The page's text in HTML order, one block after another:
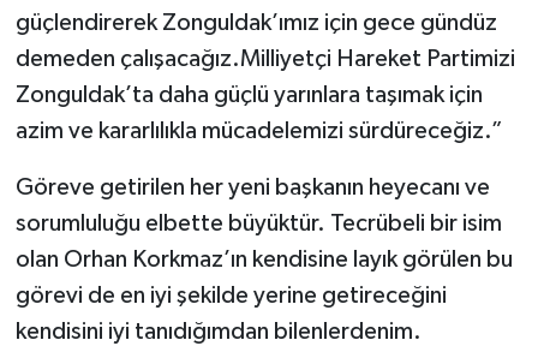
güçlendirerek Zonguldak’ımız için gece gündüz
demeden çalışacağız.Milliyetçi Hareket Partimizi
Zonguldak’ta daha güçlü yarınlara taşımak için
azim ve kararlılıkla mücadelemizi sürdüreceğiz.”
Göreve getirilen her yeni başkanın heyecanı ve
sorumluluğu elbette büyüktür. Tecrübeli bir isim
olan Orhan Korkmaz’ın kendisine layık görülen bu
görevi de en iyi şekilde yerine getireceğini
kendisini iyi tanıdığımdan bilenlerdenim.